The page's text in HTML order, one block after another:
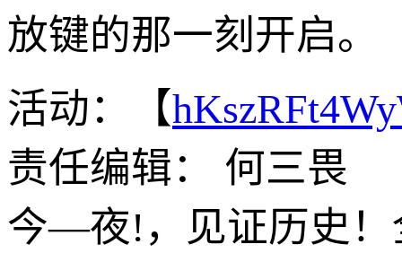
放键的那一刻开启。
活动：【
责任编辑： 何三畏
今—夜!，见证历史！